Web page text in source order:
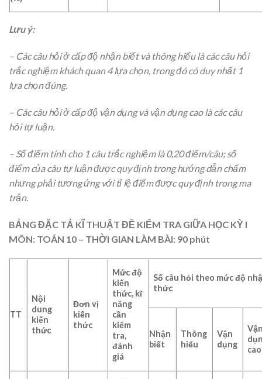
Lưu ý:
– Các câu hỏi ở cấp độ nhận biết và thông hiểu là các câu hỏi
trắc nghiệm khách quan 4 lựa chọn, trong đó có duy nhất 1
lựa chọn đúng.
– Các câu hỏi ở cấp độ vận dụng và vận dụng cao là các câu
hỏi tự luận.
– Số điểm tính cho 1 câu trắc nghiệm là 0,20 điểm/câu; số
điểm của câu tự luận được quy định trong hướng dẫn chấm
nhưng phải tương ứng với tỉ lệ điểm được quy định trong ma
trận.
BẢNG ĐẶC TẢ KĨ THUẬT ĐỀ KIỂM TRA GIỮA HỌC KỲ I
MÔN: TOÁN 10 – THỜI GIAN LÀM BÀI: 90 phút
TT
Nội
dung
kiến
thức
Đơn vị
kiến
thức
Mức độ
kiến
thức, kĩ
năng
cần
kiểm
tra,
đánh
giá
Số câu hỏi theo mức độ
thức
Nhận
biết
Thông
hiểu
Vận
dụng
cao